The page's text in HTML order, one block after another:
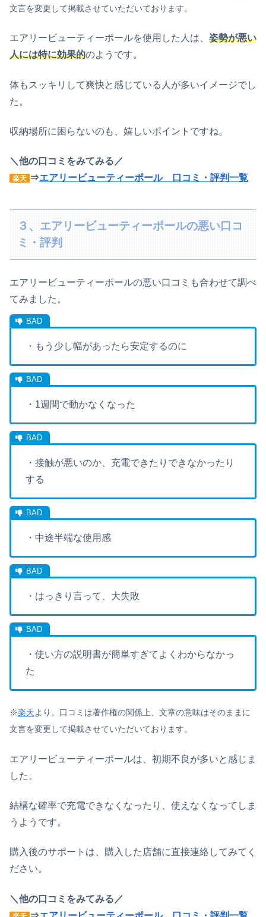
文言を変更して掲載させていただいております。
エアリービューティーポールを使用した人は、 姿勢が悪い
人には特に効果的のようです。
体もスッキリして爽快と感じている人が多いイメージでし
た。
収納場所に困らないのも、嬉しいポイントですね。
＼他の口コミをみてみる／
楽天 ⇒エアリービューティーポール 口コミ・評判一覧
３、エアリービューティーポールの悪い口コ
ミ・評判
エアリービューティーポールの悪い口コミも合わせて調べ
てみました。
・もう少し幅があったら安定するのに
・1週間で動かなくなった
・接触が悪いのか、充電できたりできなかったり
する
・中途半端な使用感
・はっきり言って、大失敗
・使い方の説明書が簡単すぎてよくわからなかっ
た
※楽天より。口コミは著作権の関係上、文章の意味はそのままに
文言を変更して掲載させていただいております。
エアリービューティーポールは、初期不良が多いと感じま
した。
結構な確率で充電できなくなったり、使えなくなってしま
うようです。
購入後のサポートは、購入した店舗に直接連絡してみてく
ださい。
＼他の口コミをみてみる／